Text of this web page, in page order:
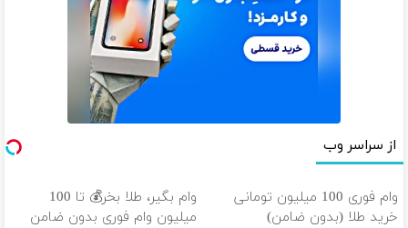
از سراسر وب
وام فوری 100 میلیون تومانی
خرید طلا (بدون ضامن)
وام بگیر، طلا بخر💰 تا 100
میلیون وام فوری بدون ضامن